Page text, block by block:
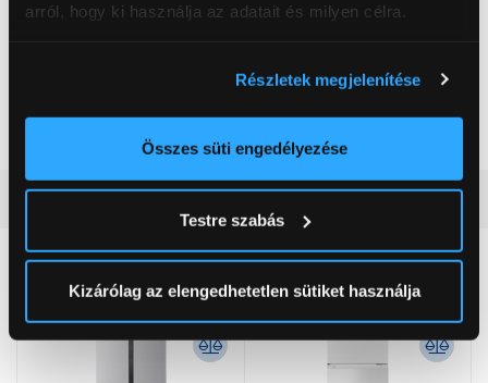
arról, hogy ki használja az adatait és milyen célra.
elhelyezkedéséről pár méteres pontossággal
Az Ön készülékén beazonosítása annak konkrét
módjairól és adja meg preferenciáit aRészletek
pontban. Bármikor módosíthatja vagy visszavonhatja a
Sütinyilatkozathoz való hozzájárulását.
okat használ, melyeket az Ön gépén tárol a rendszer. A
Részletek megjelenítése
Összes süti engedélyezése
Testre szabás
Kizárólag az elengedhetetlen sütiket használja
Szélesség
32 cm
Részletes ismertető
Neked ajánljuk